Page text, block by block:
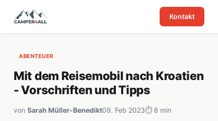
Kontakt
ABENTEUER
Mit dem Reisemobil nach Kroatien
- Vorschriften und Tipps
von Sarah Müller-Benedikt09. Feb 2023⏱ 8 min